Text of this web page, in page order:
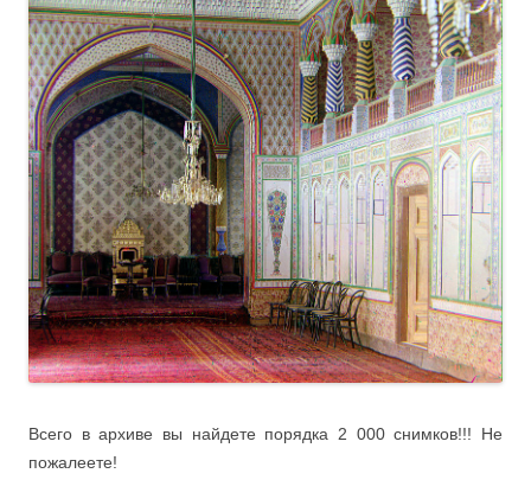
Всего в архиве вы найдете порядка 2 000 снимков!!! Не
пожалеете!